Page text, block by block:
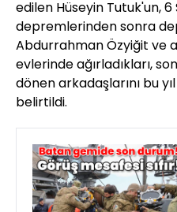
edilen Hüseyin Tutuk'un, 6
depremlerinden sonra
Abdurrahman Özyiğit ve
evlerinde ağırladıkları,
dönen arkadaşlarını bu
belirtildi.